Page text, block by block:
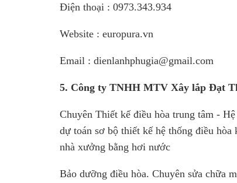
Điện thoại : 0973.343.934
Website : europura.vn
Email : dienlanhphugia@gmail.com
5. Công ty TNHH MTV Xây lắp Đạt
Chuyên Thiết kế điều hòa trung tâm -
dự toán sơ bộ thiết kế hệ thống điều
nhà xưởng bằng hơi nước
Bảo dưỡng điều hòa. Chuyên sửa chữa